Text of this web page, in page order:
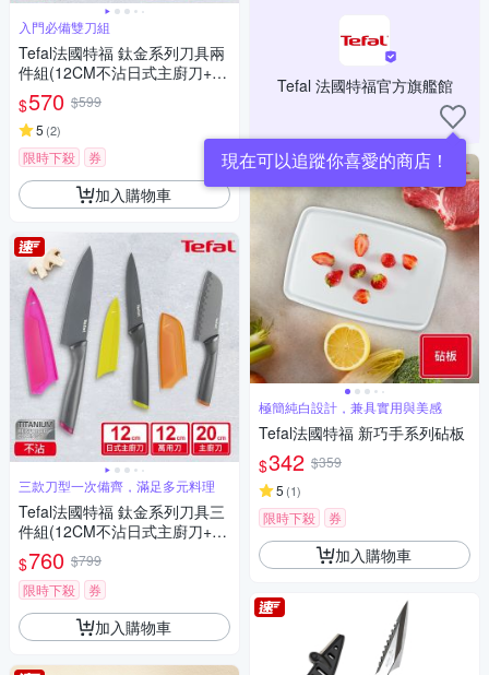
入門必備雙刀組
Tefal法國特福 鈦金系列刀具兩
件組(12CM不沾日式主廚刀+15
CM不沾主廚刀)
$570 $599
5 (2)
限時下殺 券
加入購物車
三款刀型一次備齊，滿足多元料理
Tefal法國特福 鈦金系列刀具三
件組(12CM不沾日式主廚刀+12
CM不沾萬用刀+20CM不沾主廚
刀)
$760 $799
限時下殺
券
加入購物車
Tefal 法國特福官方旗艦館
現在可以追蹤你喜愛的商店！
極簡純白設計，兼具實用與美感
Tefal法國特福 新巧手系列砧板
$342 $359
5 (1)
限時下殺 券
加入購物車